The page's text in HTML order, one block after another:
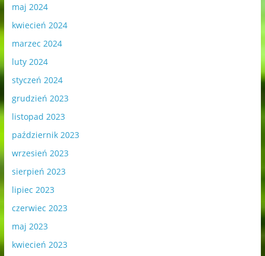
maj 2024
kwiecień 2024
marzec 2024
luty 2024
styczeń 2024
grudzień 2023
listopad 2023
październik 2023
wrzesień 2023
sierpień 2023
lipiec 2023
czerwiec 2023
maj 2023
kwiecień 2023